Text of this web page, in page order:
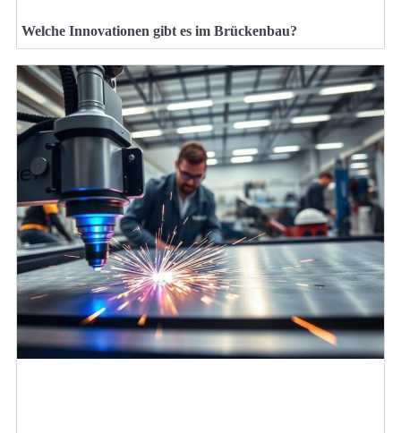
Welche Innovationen gibt es im Brückenbau?